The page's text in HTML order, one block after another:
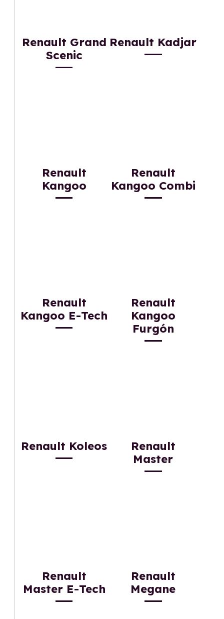
Renault Grand
Scenic
Renault Kadjar
Renault
Kangoo
Renault
Kangoo Combi
Renault
Kangoo E-Tech
Renault
Kangoo
Furgón
Renault Koleos
Renault
Master
Renault
Master E-Tech
Renault
Megane